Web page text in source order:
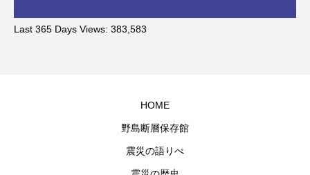
Last 365 Days Views: 383,583
HOME
野島断層保存館
震災の語りべ